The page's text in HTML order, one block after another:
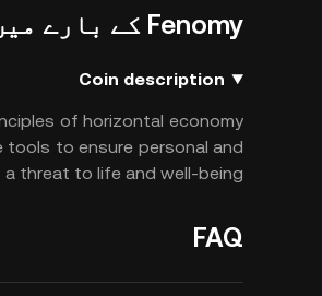
Fenomy کے بارے میں
Coin description
of horizontal economy
tools to ensure personal and
threat to life and well-being.
FAQ